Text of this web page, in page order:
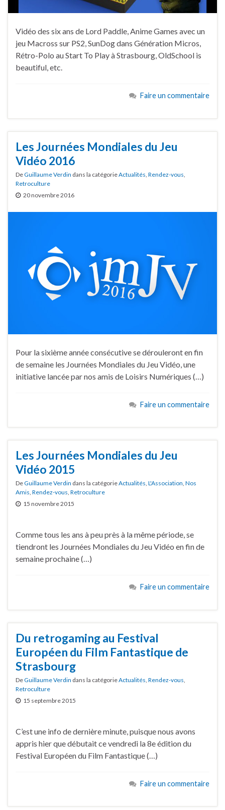
Vidéo des six ans de Lord Paddle, Anime Games avec un
jeu Macross sur PS2, SunDog dans Génération Micros,
Rétro-Polo au Start To Play à Strasbourg, OldSchool is
beautiful, etc.
Faire un commentaire
Les Journées Mondiales du Jeu
Vidéo 2016
DeGuillaume Verdin dans la catégorieActualités Rendez-vous
Retroculture
20 novembre 2016
Pour la sixième année consécutive se dérouleront en fin
de semaine les Journées Mondiales du Jeu Vidéo, une
initiative lancée par nos amis de Loisirs Numériques (…)
Faire un commentaire
Les Journées Mondiales du Jeu
Vidéo 2015
DeGuillaume Verdin dans la catégorieActualités, L'Association, Nos
Amis, Rendez-vous, Retroculture
15 novembre 2015
Comme tous les ans à peu près à la même période, se
tiendront les Journées Mondiales du Jeu Vidéo en fin de
semaine prochaine (…)
Faire un commentaire
Du retrogaming au Festival
Européen du Film Fantastique de
Strasbourg
DeGuillaume Verdin dans la catégorieActualités Rendez-vous
Retroculture
15 septembre 2015
C’est une info de dernière minute, puisque nous avons
appris hier que débutait ce vendredi la 8e édition du
Festival Européen du Film Fantastique (…)
Faire un commentaire